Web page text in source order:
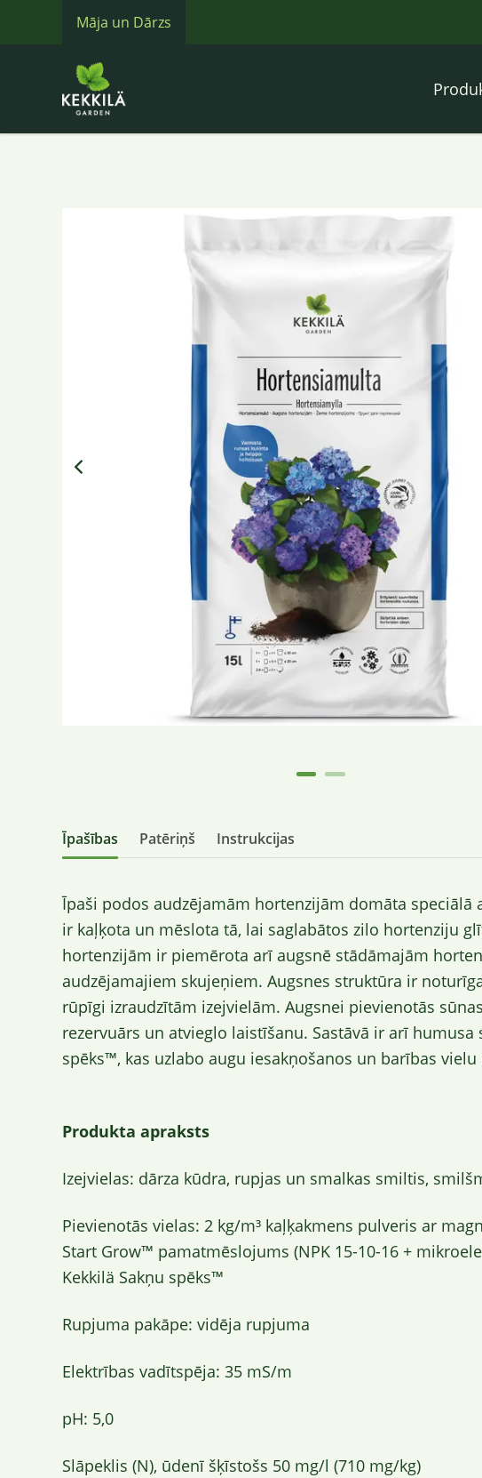
Māja un Dārzs
Īpašības Patēriņš Instrukcijas
Īpaši podos audzējamām hortenzijām domāta speciālā
ir kaļķota un mēslota tā, lai saglabātos zilo hortenziju
hortenzijām ir piemērota arī augsnē stādāmajām
audzējamajiem skujeņiem. Augsnes struktūra ir
rūpīgi izraudzītām izejvielām. Augsnei pievienotās
rezervuārs un atvieglo laistīšanu. Sastāvā ir arī humusa
spēks™, kas uzlabo augu iesakņošanos un barības vielu
Produkta apraksts
Izejvielas: dārza kūdra, rupjas un smalkas smiltis,
Pievienotās vielas: 2 kg/m³ kaļķakmens pulveris ar
Start Grow™ pamatmēslojums (NPK 15-10-16 +
Kekkilä Sakņu spēks™
Rupjuma pakāpe: vidēja rupjuma
Elektrības vadītspēja: 35 mS/m
pH: 5,0
Slāpeklis (N), ūdenī šķīstošs 50 mg/l (710 mg/kg)